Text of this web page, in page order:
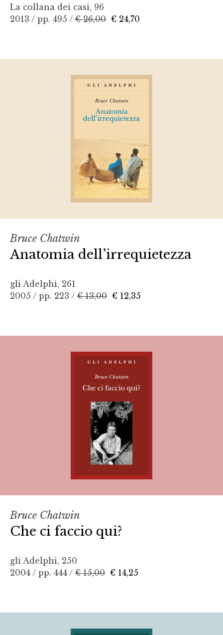
La collana dei casi, 96
2013 / pp. 495 / € 26,00 € 24,70
Bruce Chatwin
Anatomia dell’irrequietezza
gli Adelphi, 261
2005 / pp. 223 / € 13,00 € 12,35
Bruce Chatwin
Che ci faccio qui?
gli Adelphi, 250
2004 / pp. 444 / € 15,00 € 14,25